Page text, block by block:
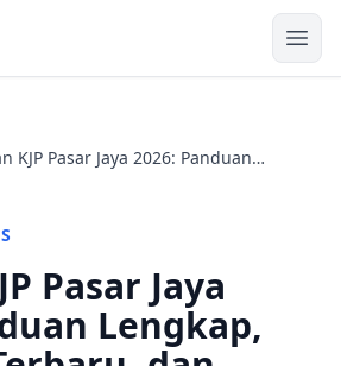
KJP Pasar Jaya 2026: Panduan
Pasar Jaya
Lengkap,